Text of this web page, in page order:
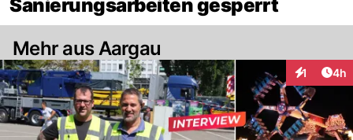
Sanierungsarbeiten gesperrt
Mehr aus Aargau
1 4h